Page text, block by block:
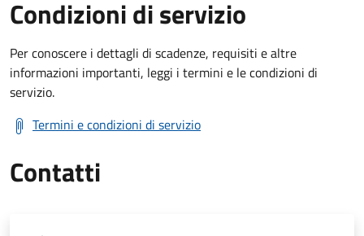
Condizioni di servizio
Per conoscere i dettagli di scadenze, requisiti e altre
informazioni importanti, leggi i termini e le condizioni di
servizio.
Termini e condizioni di servizio
Contatti